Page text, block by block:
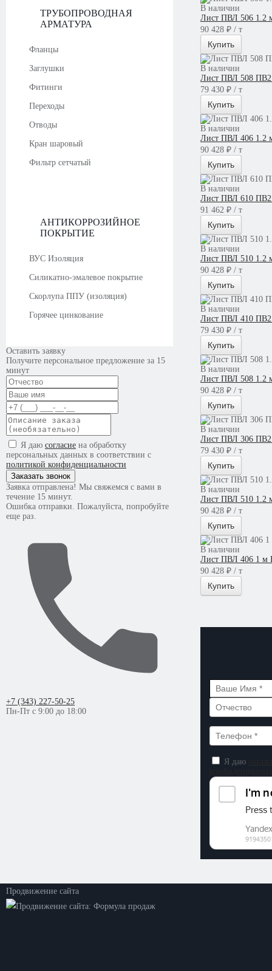
ТРУБОПРОВОДНАЯ
АРМАТУРА
Фланцы
Заглушки
Фитинги
Переходы
Отводы
Кран шаровый
Фильтр сетчатый
АНТИКОРРОЗИЙНОЕ
ПОКРЫТИЕ
ВУС Изоляция
Силикатно-эмалевое покрытие
Скорлупа ППУ (изоляция)
Горячее цинкование
Оставить заявку
Получите персональное предложение за 15
минут
Я даю согласие на обработку
персональных данных в соответствии с
политикой конфиденциальности
Заказать звонок
Заявка отправлена! Мы свяжемся с вами в
течение 15 минут.
Ошибка отправки. Пожалуйста, попробуйте
еще раз.
+7 (343) 227-50-25
Пн-Пт с 9:00 до 18:00
В наличии
Лист ПВЛ 506 1.2
90 428 ₽ / т
Купить
В наличии
Лист ПВЛ 508 ПВ2
79 430 ₽ / т
Купить
В наличии
Лист ПВЛ 406 1.2
90 428 ₽ / т
Купить
В наличии
Лист ПВЛ 610 ПВ2
91 462 ₽ / т
Купить
В наличии
Лист ПВЛ 510 1.2
90 428 ₽ / т
Купить
В наличии
Лист ПВЛ 410 ПВ2
79 430 ₽ / т
Купить
В наличии
Лист ПВЛ 508 1.2
90 428 ₽ / т
Купить
В наличии
Лист ПВЛ 306 ПВ2
79 430 ₽ / т
Купить
В наличии
Лист ПВЛ 510 1.2
90 428 ₽ / т
Купить
В наличии
Лист ПВЛ 406 1 м
90 428 ₽ / т
Купить
Я даю
Продвижение сайта